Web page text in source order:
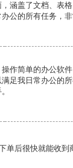
涵盖了文档、表
公的所有任务，非
作简单的办公软
足我日常办公的
单后很快就能收到